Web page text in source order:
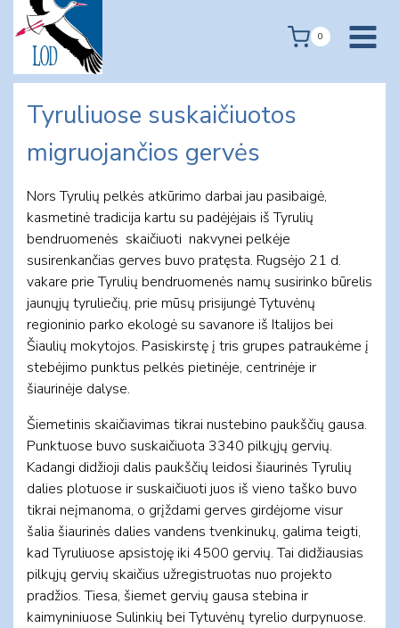
content
0
Tyruliuose suskaičiuotos
migruojančios gervės
Nors Tyrulių pelkės atkūrimo darbai jau pasibaigė,
kasmetinė tradicija kartu su padėjėjais iš Tyrulių
bendruomenės skaičiuoti nakvynei pelkėje
susirenkančias gerves buvo pratęsta. Rugsėjo 21 d.
vakare prie Tyrulių bendruomenės namų susirinko būrelis
jaunųjų tyruliečių, prie mūsų prisijungė Tytuvėnų
regioninio parko ekologė su savanore iš Italijos bei
Šiaulių mokytojos. Pasiskirstę į tris grupes patraukėme į
stebėjimo punktus pelkės pietinėje, centrinėje ir
šiaurinėje dalyse.
Šiemetinis skaičiavimas tikrai nustebino paukščių gausa.
Punktuose buvo suskaičiuota 3340 pilkųjų gervių.
Kadangi didžioji dalis paukščių leidosi šiaurinės Tyrulių
dalies plotuose ir suskaičiuoti juos iš vieno taško buvo
tikrai neįmanoma, o grįždami gerves girdėjome visur
šalia šiaurinės dalies vandens tvenkinukų, galima teigti,
kad Tyruliuose apsistoję iki 4500 gervių. Tai didžiausias
pilkųjų gervių skaičius užregistruotas nuo projekto
pradžios. Tiesa, šiemet gervių gausa stebina ir
kaimyniniuose Sulinkių bei Tytuvėnų tyrelio durpynuose.